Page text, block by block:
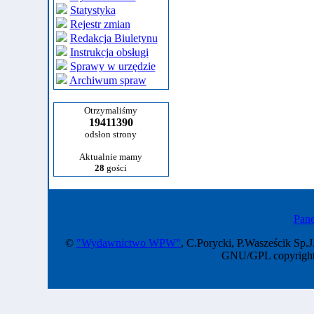
Statystyka
Rejestr zmian
Redakcja Biuletynu
Instrukcja obsługi
Sprawy w urzędzie
Archiwum spraw
Otrzymaliśmy
19411390
odsłon strony
Aktualnie mamy
28 gości
© "Wydawnictwo WPW", C.Porycki, P.Wasześcik
GNU/GPL